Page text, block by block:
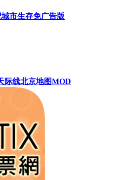
市生存免广告版
际线北京地图MOD